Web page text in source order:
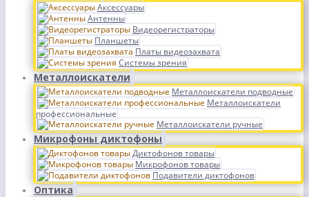
Аксессуары
Антенны
Видеорегистраторы
Планшеты
Платы видеозахвата
Системы зрения
Металлоискатели
Металлоискатели подводные
Металлоискатели
профессиональные
Металлоискатели ручные
Микрофоны диктофоны
Диктофонов товары
Микрофонов товары
Подавители диктофонов
Оптика